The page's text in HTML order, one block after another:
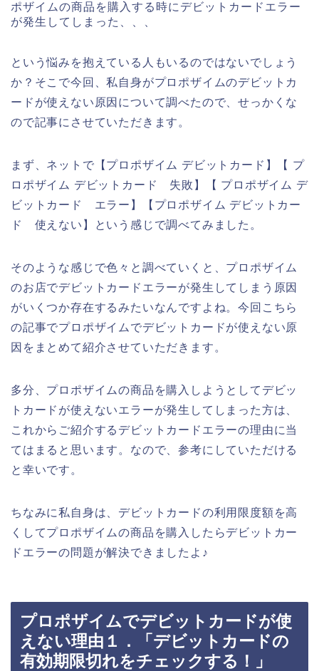
ポザイムの商品を購入する時にデビットカードエラー
が発生してしまった、、、
という悩みを抱えている人もいるのではないでしょう
か？そこで今回、私自身がプロポザイムのデビットカ
ードが使えない原因について調べたので、せっかくな
ので記事にさせていただきます。
まず、ネットで【プロポザイム デビットカード】【 プ
ロポザイム デビットカード 失敗】【 プロポザイム デ
ビットカード エラー】【プロポザイム デビットカー
ド 使えない】という感じで調べてみました。
そのような感じで色々と調べていくと、プロポザイム
のお店でデビットカードエラーが発生してしまう原因
がいくつか存在するみたいなんですよね。今回こちら
の記事でプロポザイムでデビットカードが使えない原
因をまとめて紹介させていただきます。
多分、プロポザイムの商品を購入しようとしてデビッ
トカードが使えないエラーが発生してしまった方は、
これからご紹介するデビットカードエラーの理由に当
てはまると思います。なので、参考にしていただける
と幸いです。
ちなみに私自身は、デビットカードの利用限度額を高
くしてプロポザイムの商品を購入したらデビットカー
ドエラーの問題が解決できましたよ♪
プロポザイムでデビットカードが使
えない理由１．「デビットカードの
有効期限切れをチェックする！」